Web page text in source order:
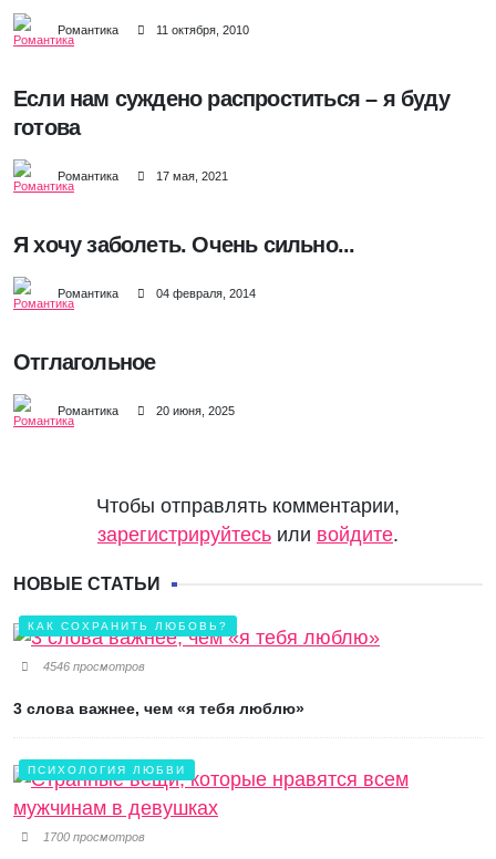
Романтика 11 октября, 2010
Если нам суждено распроститься – я буду
готова
Романтика 17 мая, 2021
Я хочу заболеть. Очень сильно...
Романтика 04 февраля, 2014
Отглагольное
Романтика 20 июня, 2025
Чтобы отправлять комментарии,
зарегистрируйтесь или войдите.
НОВЫЕ СТАТЬИ
КАК СОХРАНИТЬ ЛЮБОВЬ?
4546 просмотров
3 слова важнее, чем «я тебя люблю»
ПСИХОЛОГИЯ ЛЮБВИ
1700 просмотров